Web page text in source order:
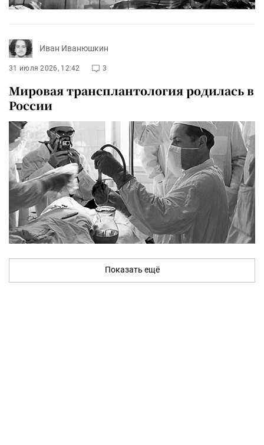
Иван Иванюшкин
31 июля 2026, 12:42 3
Мировая трансплантология родилась в
России
Показать ещё